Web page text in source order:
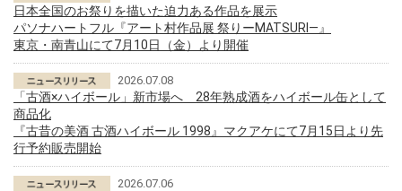
日本全国のお祭りを描いた迫力ある作品を展示
パソナハートフル『アート村作品展 祭りーMATSURI―』
東京・南青山にて7月10日（金）より開催
2026.07.08
「古酒×ハイボール」新市場へ 28年熟成酒をハイボール缶として
商品化
『古昔の美酒 古酒ハイボール 1998』マクアケにて7月15日より先
行予約販売開始
2026.07.06